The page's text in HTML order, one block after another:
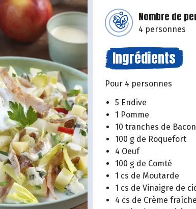
Nombre de
4 personnes
Ingrédients
Pour 4 personnes
5 Endive
1 Pomme
10 tranches de Bacon
100 g de Roquefort
4 Oeuf
100 g de Comté
1 cs de Moutarde
1 cs de Vinaigre de
4 cs de Crème fraîche